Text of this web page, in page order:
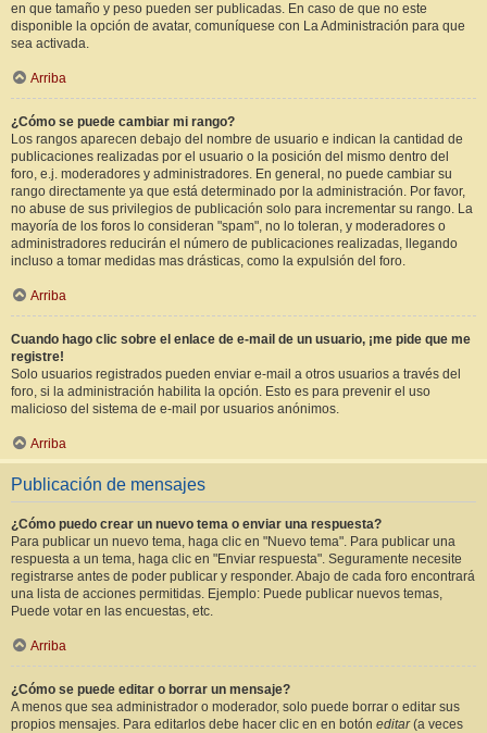
en que tamaño y peso pueden ser publicadas. En caso de que no este
disponible la opción de avatar, comuníquese con La Administración para que
sea activada.
Arriba
¿Cómo se puede cambiar mi rango?
Los rangos aparecen debajo del nombre de usuario e indican la cantidad de
publicaciones realizadas por el usuario o la posición del mismo dentro del
foro, e.j. moderadores y administradores. En general, no puede cambiar su
rango directamente ya que está determinado por la administración. Por favor,
no abuse de sus privilegios de publicación solo para incrementar su rango. La
mayoría de los foros lo consideran "spam", no lo toleran, y moderadores o
administradores reducirán el número de publicaciones realizadas, llegando
incluso a tomar medidas mas drásticas, como la expulsión del foro.
Arriba
Cuando hago clic sobre el enlace de e-mail de un usuario, ¡me pide que me
registre!
Solo usuarios registrados pueden enviar e-mail a otros usuarios a través del
foro, si la administración habilita la opción. Esto es para prevenir el uso
malicioso del sistema de e-mail por usuarios anónimos.
Arriba
Publicación de mensajes
¿Cómo puedo crear un nuevo tema o enviar una respuesta?
Para publicar un nuevo tema, haga clic en "Nuevo tema". Para publicar una
respuesta a un tema, haga clic en "Enviar respuesta". Seguramente necesite
registrarse antes de poder publicar y responder. Abajo de cada foro encontrará
una lista de acciones permitidas. Ejemplo: Puede publicar nuevos temas,
Puede votar en las encuestas, etc.
Arriba
¿Cómo se puede editar o borrar un mensaje?
A menos que sea administrador o moderador, solo puede borrar o editar sus
propios mensajes. Para editarlos debe hacer clic en en botón editar(a veces